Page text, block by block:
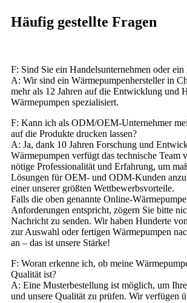
Häufig gestellte Fragen
F: Sind Sie ein Handelsunternehmen oder ein
A: Wir sind ein Wärmepumpenhersteller in
mehr als 12 Jahren auf die Entwicklung und
Wärmepumpen spezialisiert.
F: Kann ich als ODM/OEM-Unternehmer
auf die Produkte drucken lassen?
A: Ja, dank 10 Jahren Forschung und
Wärmepumpen verfügt das technische Team
nötige Professionalität und Erfahrung, um
Lösungen für OEM- und ODM-Kunden
einer unserer größten Wettbewerbsvorteile.
Falls die oben genannte Online-
Anforderungen entspricht, zögern Sie bitte
Nachricht zu senden. Wir haben Hunderte
zur Auswahl oder fertigen Wärmepumpen
an – das ist unsere Stärke!
F: Woran erkenne ich, ob meine
Qualität ist?
A: Eine Musterbestellung ist möglich, um
und unsere Qualität zu prüfen. Wir verfügen